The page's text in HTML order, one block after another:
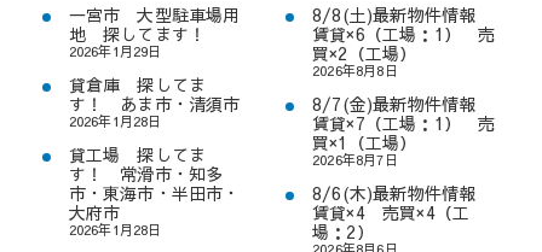
一宮市 大型駐車場用
地 探してます！
2026年1月29日
貸倉庫 探してま
す！ あま市・清須市
2026年1月28日
貸工場 探してま
す！ 常滑市・知多
市・東海市・半田市・
大府市
2026年1月28日
8/8(土)最新物件情報
賃貸×6（工場：1） 売
買×2（工場）
2026年8月8日
8/7(金)最新物件情報
賃貸×7（工場：1） 売
買×1（工場）
2026年8月7日
8/6(木)最新物件情報
賃貸×4 売買×4（工
場：2）
2026年8月6日